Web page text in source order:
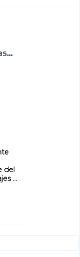
del
...